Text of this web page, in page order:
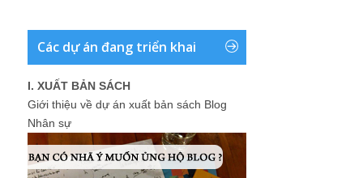
Các dự án đang triển khai
I. XUẤT BẢN SÁCH
Giới thiệu về dự án xuất bản sách Blog
Nhân sự